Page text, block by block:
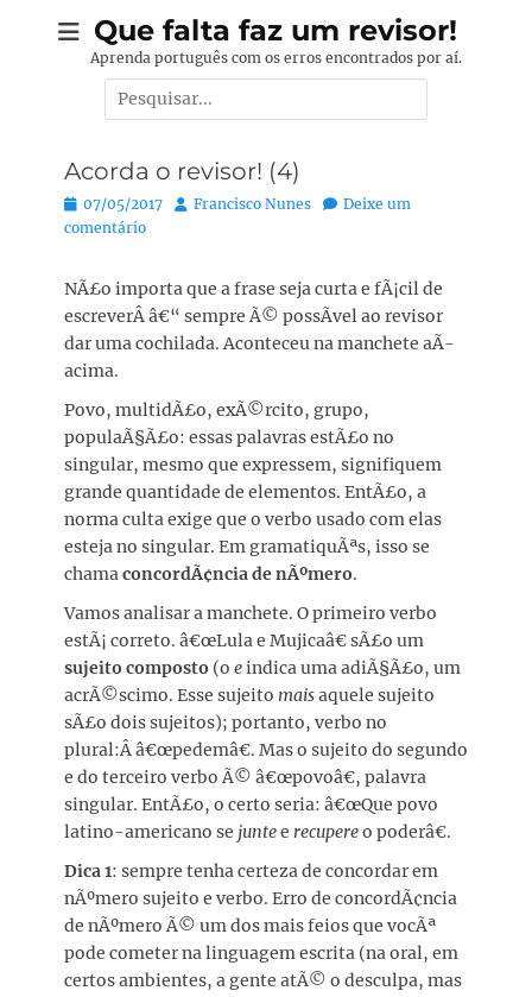
Que falta faz um revisor!
Aprenda português com os erros encontrados por aí.
Pesquisar
por:
Acorda o revisor! (4)
Posted
on
07/05/2017 Autor:
Francisco Nunes
Deixe um
comentário
NÃ£o importa que a frase seja curta e fÃ¡cil de
escreverÂ â€“ sempre Ã© possÃ­vel ao revisor
dar uma cochilada. Aconteceu na manchete aÃ­
acima.
Povo, multidÃ£o, exÃ©rcito, grupo,
populaÃ§Ã£o: essas palavras estÃ£o no
singular, mesmo que expressem, signifiquem
grande quantidade de elementos. EntÃ£o, a
norma culta exige que o verbo usado com elas
esteja no singular. Em gramatiquÃªs, isso se
chamaconcordÃ¢ncia de nÃºmero.
Vamos analisar a manchete. O primeiro verbo
estÃ¡ correto. â€œLula e Mujicaâ€ sÃ£o um
sujeito composto (o eindica uma adiÃ§Ã£o, um
acrÃ©scimo. Esse sujeito maisaquele sujeito
sÃ£o dois sujeitos); portanto, verbo no
plural:Â â€œpedemâ€. Mas o sujeito do segundo
e do terceiro verbo Ã© â€œpovoâ€, palavra
singular. EntÃ£o, o certo seria: â€œQue povo
latino-americano se juntee recupereo poderâ€.
Dica 1: sempre tenha certeza de concordar em
nÃºmero sujeito e verbo. Erro de concordÃ¢ncia
de nÃºmero Ã© um dos mais feios que vocÃª
pode cometer na linguagem escrita (na oral, em
certos ambientes, a gente atÃ© o desculpa, mas